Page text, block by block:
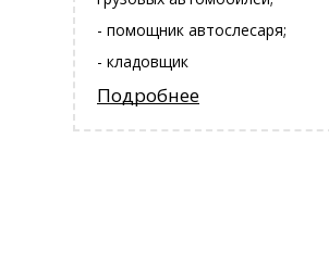
- помощник автослесаря;
- кладовщик
Подробнее